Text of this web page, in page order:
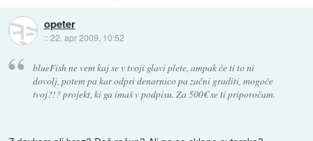
opeter
::22. apr 2009, 10:52
blueFish ne vem kaj se v tvoji glavi plete, ampak če ti to ni
dovolj, potem pa kar odpri denarnico pa začni graditi, mogoče
tvoj?!? projekt, ki ga imaš v podpisu. Za 500€ se ti priporočam.